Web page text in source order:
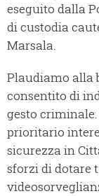
eseguito dalla
di custodia
Marsala.
Plaudiamo alla
consentito di
gesto
prioritario
sicurezza in
sforzi di dotare